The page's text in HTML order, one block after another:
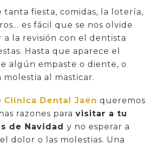
tanta fiesta, comidas, la lotería,
es fácil que se nos olvide
a la revisión con el dentista
Hasta que aparece el
algún empaste o diente, o
al masticar.
Clínica Dental Jaén queremos
razones para visitar a tu
de Navidad y no esperar a
dolor o las molestias. Una